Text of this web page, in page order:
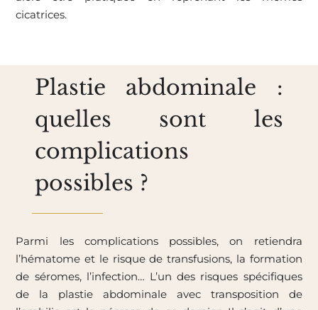
cicatrices.
Plastie abdominale :
quelles sont les
complications
possibles ?
Parmi les complications possibles, on retiendra
l’hématome et le risque de transfusions, la formation
de séromes, l’infection… L’un des risques spécifiques
de la plastie abdominale avec transposition de